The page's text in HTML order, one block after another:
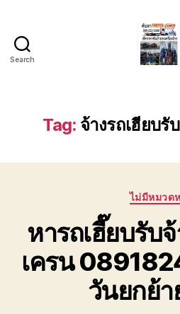
Search
ลาก
รถ
ชล
ชั่วโ
Tag: จ้างรถเฮียบรั
ไม่มีหมวด
หารถเฮี๊ยบรับ
เครน
วันยกย้